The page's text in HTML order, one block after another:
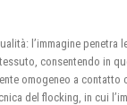
l’immagine penetra
consentendo in
omogeneo a contatto
del flocking, in cui